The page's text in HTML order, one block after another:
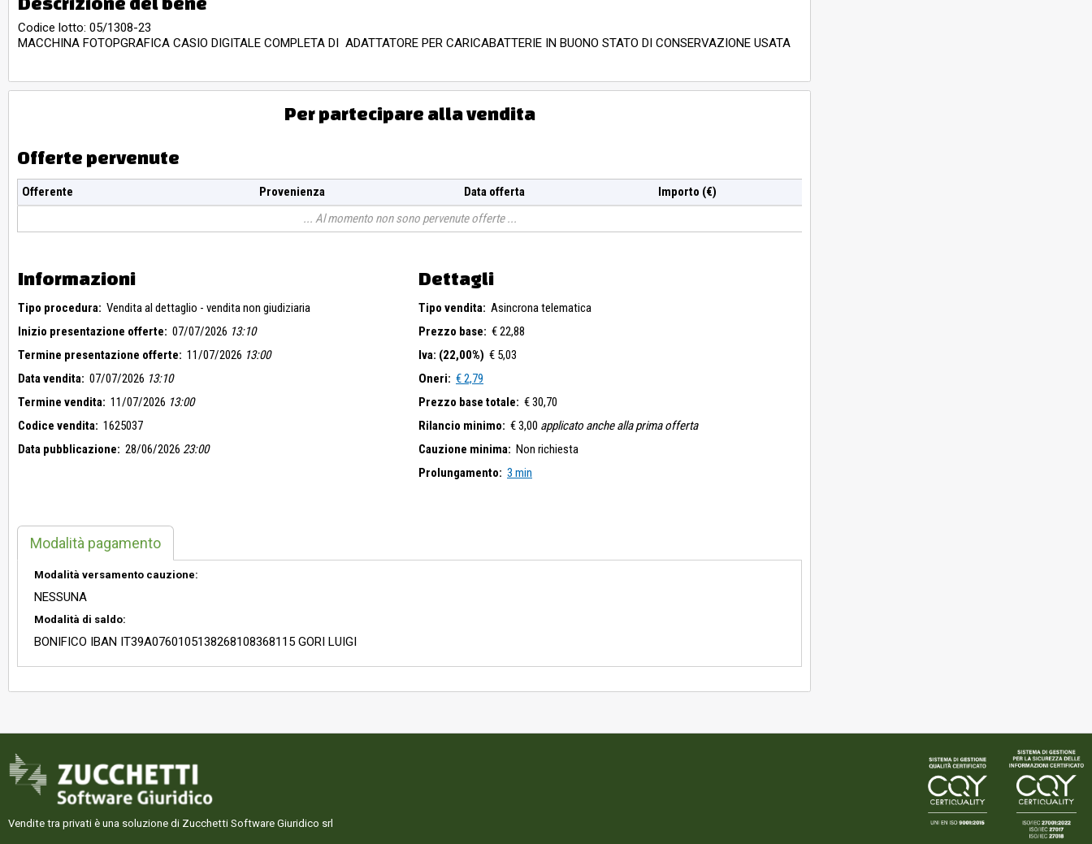
Codice lotto: 05/1308-23
MACCHINA FOTOPGRAFICA CASIO DIGITALE COMPLETA DI ADATTATORE PER CARICABATTERIE IN BUONO STATO DI CONSERVAZIONE USATA
Per partecipare alla vendita
Offerte pervenute
Offerente Provenienza Data offerta
Importo (€)
Al momento non sono pervenute offerte
Informazioni
Tipo procedura: Vendita al dettaglio - vendita non giudiziaria
Inizio presentazione offerte: 07/07/2026 13:10
Termine presentazione offerte: 11/07/2026 13:00
Data vendita: 07/07/2026 13:10
Termine vendita: 11/07/2026 13:00
Codice vendita: 1625037
Data pubblicazione: 28/06/2026 23:00
Dettagli
Tipo vendita: Asincrona telematica
Prezzo base: € 22,88
Iva: (22,00%) € 5,03
Oneri: € 2,79
Prezzo base totale: € 30,70
Rilancio minimo: € 3,00 applicato anche alla prima offerta
Cauzione minima: Non richiesta
Prolungamento: 3 min
Modalità pagamento
Modalità versamento cauzione:
NESSUNA
Modalità di saldo:
BONIFICO IBAN IT39A0760105138268108368115 GORI LUIGI
Vendite tra privati è una soluzione di Zucchetti Software Giuridico srl